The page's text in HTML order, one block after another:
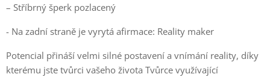
– Stříbrný šperk pozlacený
- Na zadní straně je vyrytá afirmace: Reality maker
Potencial přináší velmi silné postavení a vnímání reality, díky
kterému jste tvůrci vašeho života Tvůrce využívající